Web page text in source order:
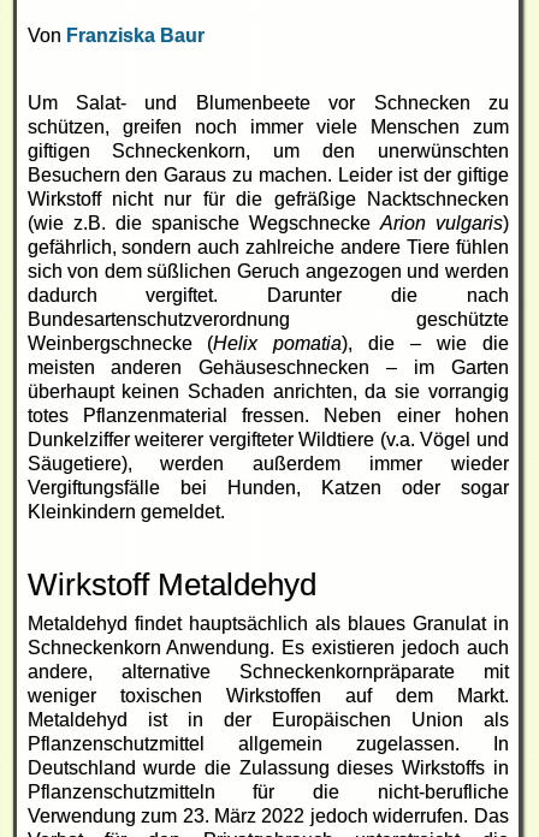
Von Franziska Baur
Um Salat- und Blumenbeete vor Schnecken zu
schützen, greifen noch immer viele Menschen zum
giftigenSchneckenkorn, um den unerwünschten
Besuchern den Garaus zu machen. Leider ist der giftige
Wirkstoff nicht nur für die gefräßige Nacktschnecken
(wie z.B. die spanische Wegschnecke Arion vulgaris)
gefährlich, sondern auch zahlreiche andere Tiere fühlen
sich von dem süßlichen Geruch angezogen und werden
dadurch vergiftet. Darunter die nach
Bundesartenschutzverordnung geschützte
Weinbergschnecke (Helix pomatia), die – wie die
meisten anderen Gehäuseschnecken – im Garten
überhaupt keinen Schaden anrichten, da sie vorrangig
totes Pflanzenmaterial fressen. Neben einer hohen
Dunkelziffer weiterer vergifteter Wildtiere (v.a. Vögel und
Säugetiere), werden außerdem immer wieder
Vergiftungsfälle bei Hunden, Katzen oder sogar
Kleinkindern gemeldet.
Wirkstoff Metaldehyd
Metaldehyd findet hauptsächlich als blaues Granulatin
SchneckenkornAnwendung. Es existieren jedoch auch
andere, alternative Schneckenkornpräparate mit
weniger toxischen Wirkstoffen auf dem Markt.
Metaldehyd ist in der Europäischen Union als
Pflanzenschutzmittel allgemein zugelassen. In
Deutschland wurde die Zulassung dieses Wirkstoffs in
Pflanzenschutzmitteln für die nicht-berufliche
Verwendung zum 23. März 2022 jedoch widerrufen. Das